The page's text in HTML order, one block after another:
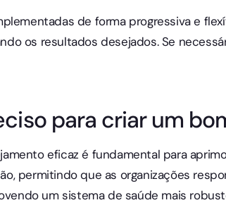
de forma progressiva e
os resultados desejados. Se
para criar um
eficaz é fundamental para
permitindo que as organizações
um sistema de saúde mais